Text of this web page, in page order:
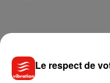
Musique
Le respect de